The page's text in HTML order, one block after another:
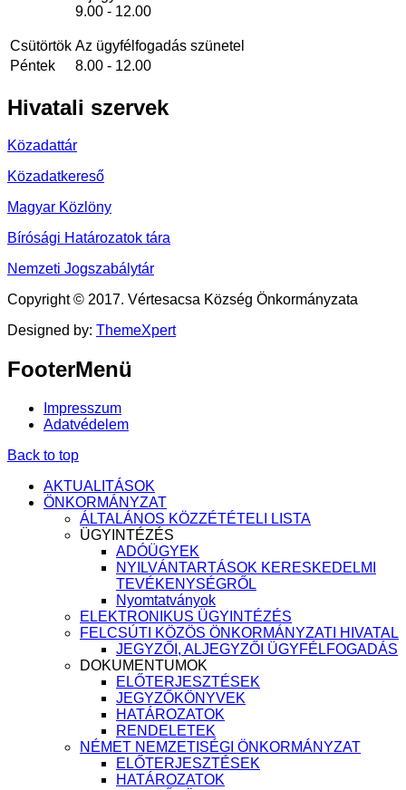
9.00 - 12.00
Csütörtök Az ügyfélfogadás szünetel
Péntek
8.00 - 12.00
Hivatali szervek
Közadattár
Közadatkereső
Magyar Közlöny
Bírósági Határozatok tára
Nemzeti Jogszabálytár
Copyright © 2017. Vértesacsa Község Önkormányzata
Designed by: ThemeXpert
FooterMenü
Impresszum
Adatvédelem
Back to top
AKTUALITÁSOK
ÖNKORMÁNYZAT
ÁLTALÁNOS KÖZZÉTÉTELI LISTA
ÜGYINTÉZÉS
ADÓÜGYEK
NYILVÁNTARTÁSOK KERESKEDELMI
TEVÉKENYSÉGRŐL
Nyomtatványok
ELEKTRONIKUS ÜGYINTÉZÉS
FELCSÚTI KÖZÖS ÖNKORMÁNYZATI HIVATAL
JEGYZŐI, ALJEGYZŐI ÜGYFÉLFOGADÁS
DOKUMENTUMOK
ELŐTERJESZTÉSEK
JEGYZŐKÖNYVEK
HATÁROZATOK
RENDELETEK
NÉMET NEMZETISÉGI ÖNKORMÁNYZAT
ELŐTERJESZTÉSEK
HATÁROZATOK